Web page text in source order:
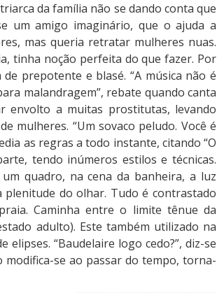
da família não se dando conta que
um amigo imaginário, que o ajuda a
mas queria retratar mulheres nuas.
tinha noção perfeita do que fazer. Por
prepotente e blasé. “A música não é
malandragem”, rebate quando canta
envolto a muitas prostitutas, levando
mulheres. “Um sovaco peludo. Você é
as regras a todo instante, citando “O
tendo inúmeros estilos e técnicas.
quadro, na cena da banheira, a luz
plenitude do olhar. Tudo é contrastado
Caminha entre o limite tênue da
adulto). Este também utilizado na
“Baudelaire logo cedo?”, diz-se
se ao passar do tempo, torna-